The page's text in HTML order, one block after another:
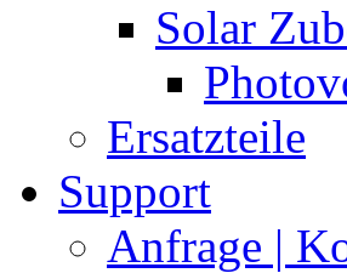
Solar
Ersatzteile
Support
Anfrage |